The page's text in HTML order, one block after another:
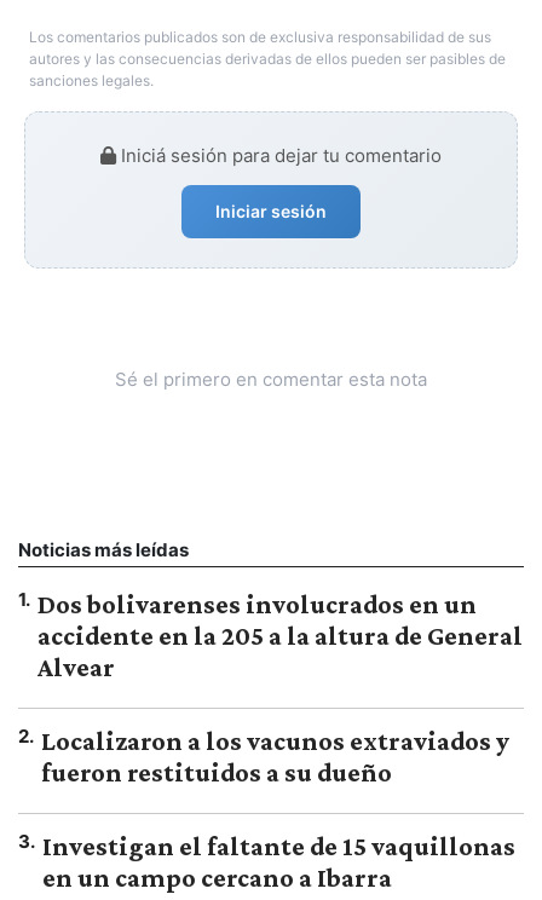
Los comentarios publicados son de exclusiva responsabilidad de sus
autores y las consecuencias derivadas de ellos pueden ser pasibles de
sanciones legales.
Iniciá sesión para dejar tu comentario
Iniciar sesión
Sé el primero en comentar esta nota
Noticias más leídas
1. Dos bolivarenses involucrados en un
accidente en la 205 a la altura de General
Alvear
2. Localizaron a los vacunos extraviados y
fueron restituidos a su dueño
3. Investigan el faltante de 15 vaquillonas
en un campo cercano a Ibarra